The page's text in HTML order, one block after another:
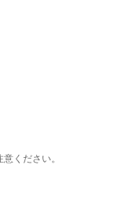
ください。